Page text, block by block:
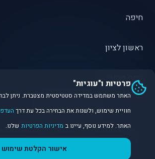
חיפה
ראשון לציון
פתח תקווה
©
פלטפורמת נתונים ובינה מלאכותית לניתוח
פרטיות ו"עוגיות"
האתר משתמש במדידה סטטיסטית מצטברת. ניתן
חוויית שימוש, ולשנות את הבחירה בכל עת דרך
האתר. למידע נוסף, עיינו ב מדיניות הפרטיות שלנו.
אישור הקלטת שימוש